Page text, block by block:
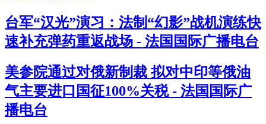
台军“汉光”演习：法制“幻影”战机演练快
速补充弹药重返战场 - 法国国际广播电台
美参院通过对俄新制裁 拟对中印等俄油
气主要进口国征100%关税 - 法国国际广
播电台